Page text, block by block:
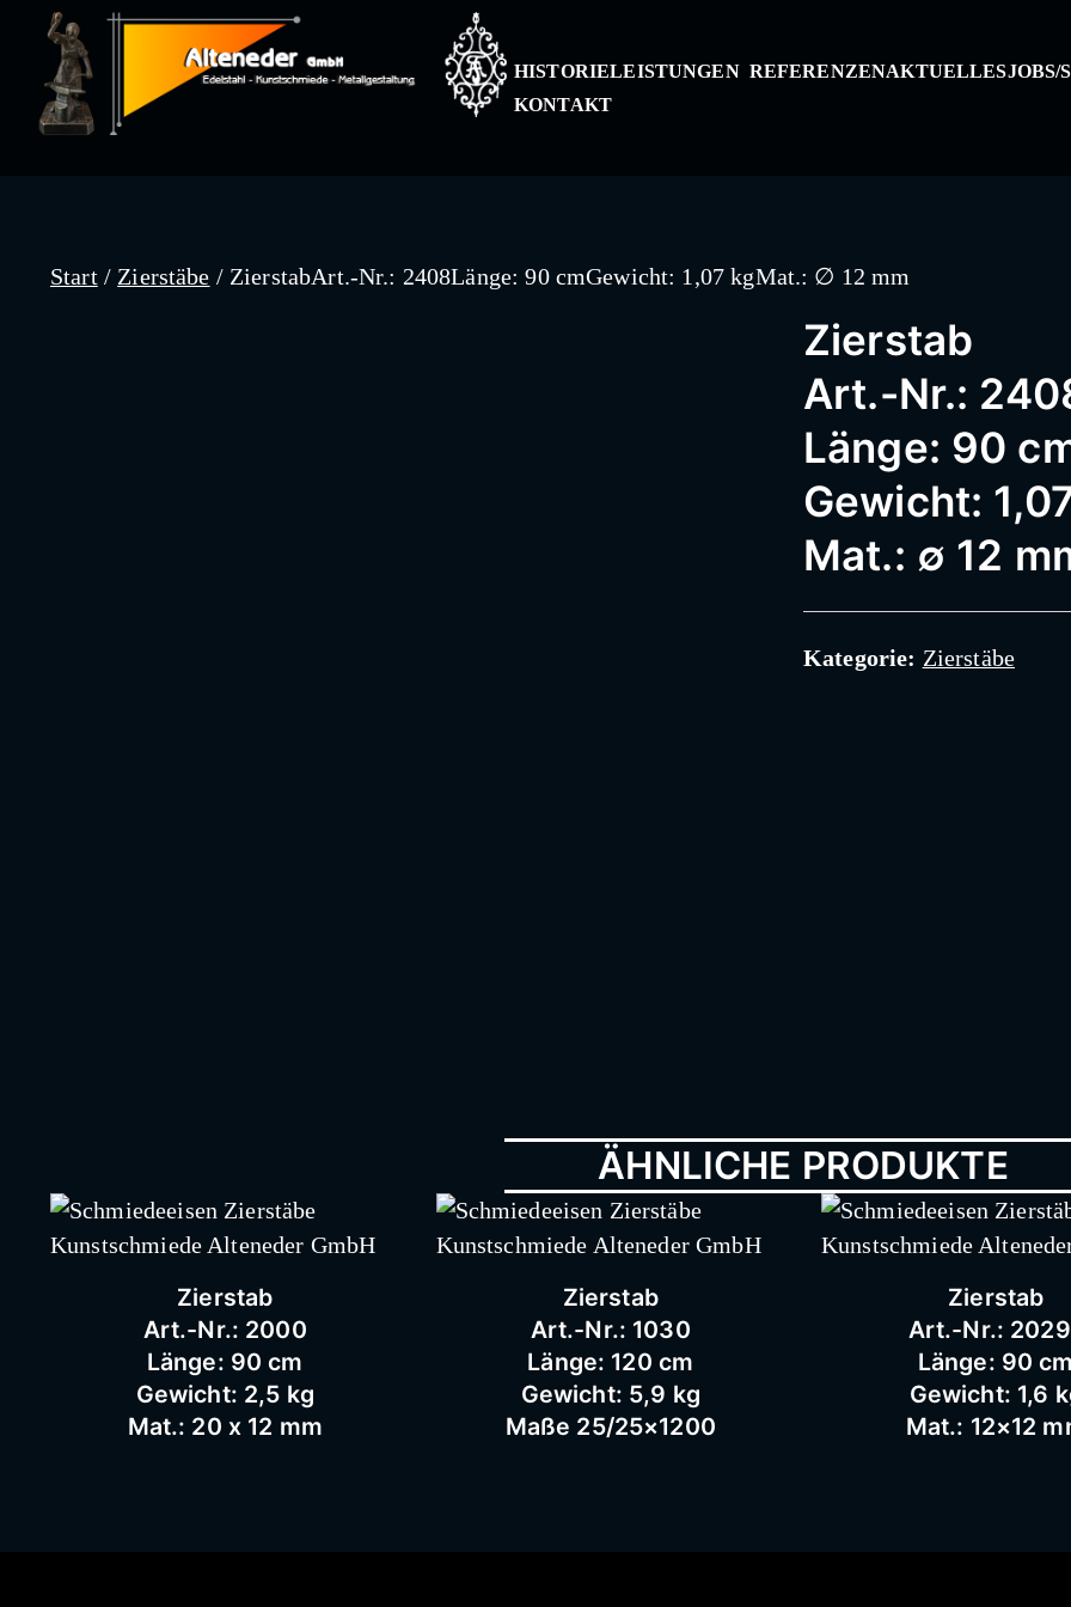
Inhalt
springen
Kunstschmiede
Metallbau,
Schneidermühle,
HISTORIELEISTUNGEN REFERENZENAKTUELLESJOBS/
KONTAKT
Start/ Zierstäbe / ZierstabArt.-Nr.: 2408Länge: 90 cmGewicht: 1,07 kgMat.: ∅ 12 mm
Zierstab
Art.-Nr.:
Länge: 90
Gewicht:
Mat.: ∅ 12
Kategorie: Zierstäbe
ÄHNLICHE PRODUKTE
Zierstab
Art.-Nr.: 2000
Länge: 90 cm
Gewicht: 2,5 kg
Mat.: 20 x 12 mm
Zierstab
Art.-Nr.: 1030
Länge: 120 cm
Gewicht: 5,9 kg
Maße 25/25×1200
Zierstab
Art.-Nr.:
Länge: 90
Gewicht: 1,6
Mat.: 12×12